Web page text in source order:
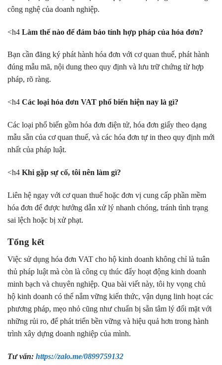
công nghệ của doanh nghiệp.
<h4 Làm thế nào để đảm bảo tính hợp pháp của hóa đơn?
Bạn cần đăng ký phát hành hóa đơn với cơ quan thuế, phát hành
đúng mẫu mã, nội dung theo quy định và lưu trữ chứng từ hợp
pháp, rõ ràng.
<h4 Các loại hóa đơn VAT phổ biến hiện nay là gì?
Các loại phổ biến gồm hóa đơn điện tử, hóa đơn giấy theo dạng
mẫu sẵn của cơ quan thuế, và các hóa đơn tự in theo quy định mới
nhất của pháp luật.
<h4 Khi gặp sự cố, tôi nên làm gì?
Liên hệ ngay với cơ quan thuế hoặc đơn vị cung cấp phần mềm
hóa đơn để được hướng dẫn xử lý nhanh chóng, tránh tình trạng
sai lệch hoặc bị xử phạt.
Tổng kết
Việc sử dụng hóa đơn VAT cho hộ kinh doanh không chỉ là tuân
thủ pháp luật mà còn là công cụ thúc đẩy hoạt động kinh doanh
minh bạch và chuyên nghiệp. Qua bài viết này, tôi hy vọng chủ
hộ kinh doanh có thể nắm vững kiến thức, vận dụng linh hoạt các
phương pháp, mẹo nhỏ cũng như chuẩn bị sẵn tâm lý đối mặt với
những rủi ro, để phát triển bền vững và hiệu quả hơn trong hành
trình xây dựng doanh nghiệp của mình.
Tư vấn: https://zalo.me/0899759132